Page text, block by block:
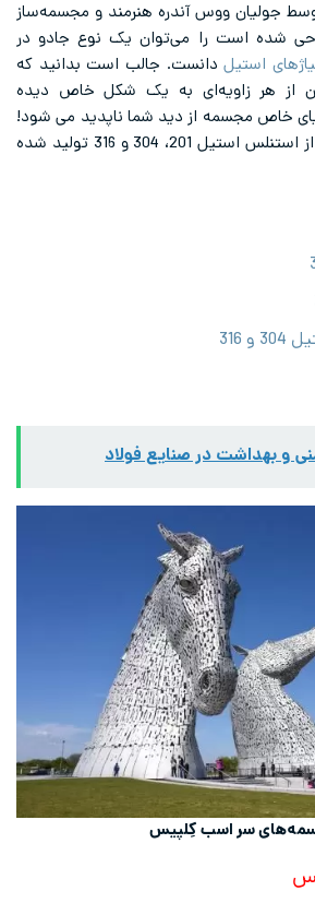
جولیان ووس آندره هنرمند و مجسمه‌ساز
طراحی شده است را می‌توان یک نوع جادو در
استیلدانست. جالب است بدانید که
از هر زاویه‌ای به یک شکل خاص دیده
خاص مجسمه از دید شما ناپدید می شود!
این مجسمه با استفاده از استنلس استیل 201، 304 و 316 تولید شده
316
و بهداشت در صنایع فولاد
سر اسب کِلپیس